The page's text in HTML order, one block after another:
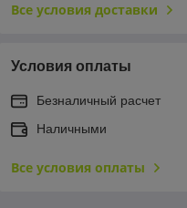
Все условия доставки
Условия оплаты
Безналичный расчет
Наличными
Все условия оплаты